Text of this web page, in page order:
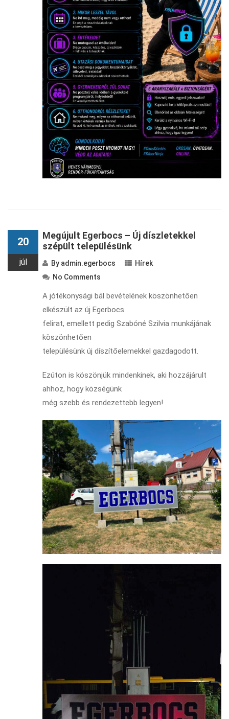
20
júl
Megújult Egerbocs – Új díszletekkel
szépült településünk
By admin.egerbocs
Hírek
No Comments
A jótékonysági bál bevételének köszönhetően
elkészült az új Egerbocs
felirat, emellett pedig Szabóné Szilvia munkájának
köszönhetően
településünk új díszítőelemekkel gazdagodott.
Ezúton is köszönjük mindenkinek, aki hozzájárult
ahhoz, hogy községünk
még szebb és rendezettebb legyen!